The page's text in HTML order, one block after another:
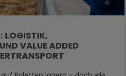
LOGISTIK,
VALUE ADDED